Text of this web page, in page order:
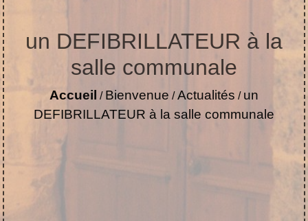
un DEFIBRILLATEUR à la
salle communale
Accueil / Bienvenue /Actualités / un
DEFIBRILLATEUR à la salle communale